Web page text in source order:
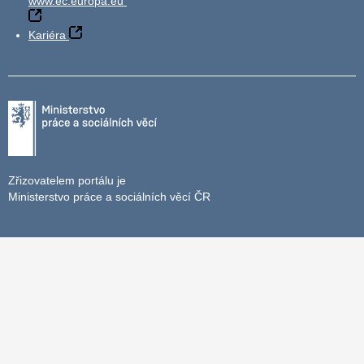
Kariéra
Zřizovatelem portálu je
Ministerstvo práce a sociálních věcí ČR